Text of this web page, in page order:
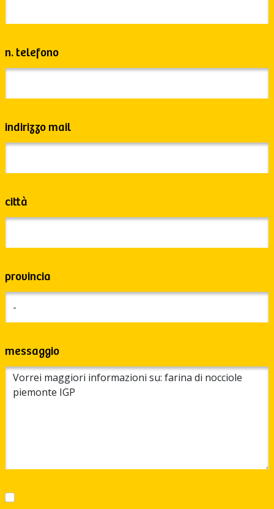
n. telefono
indirizzo mail
città
provincia
messaggio